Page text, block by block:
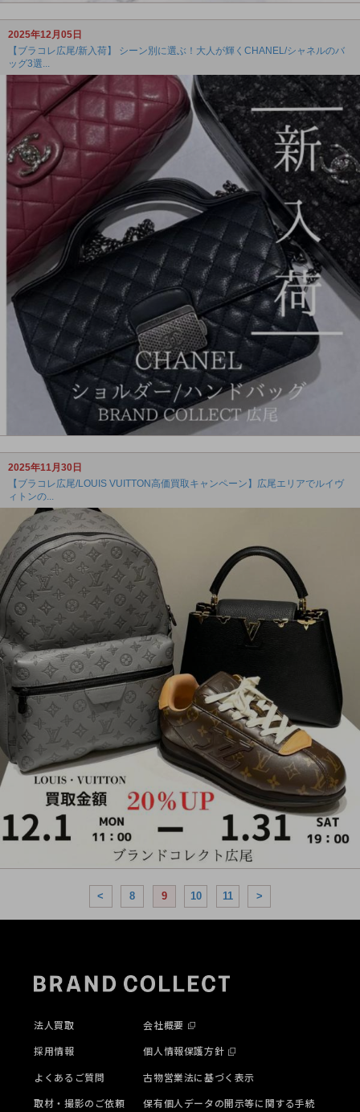
2025年12月05日
【ブラコレ広尾/新入荷】 シーン別に選ぶ！大人が輝くCHANEL/シャネルのバ
ッグ3選...
2025年11月30日
【ブラコレ広尾/LOUIS VUITTON高価買取キャンペーン】広尾エリアでルイヴ
ィトンの...
< 8 9 10 11 >
法人買取
採用情報
よくあるご質問
取材・撮影のご依頼
会社概要
個人情報保護方針
古物営業法に基づく表示
保有個人データの開示等に関する手続